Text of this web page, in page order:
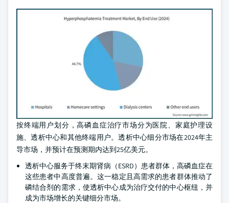
按终端用户划分，高磷血症治疗市场分为医院、家庭护理设
施、透析中心和其他终端用户。透析中心细分市场在2024年主
导市场，并预计在预测期内达到25亿美元。
透析中心服务于终末期肾病（ESRD）患者群体，高磷血症在
这些患者中高度普遍。这一稳定且高需求的患者群体推动了
磷结合剂的需求，使透析中心成为治疗交付的中心枢纽，并
成为市场增长的关键细分市场。